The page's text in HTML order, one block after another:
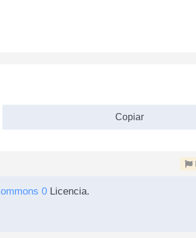
Copiar
0Licencia.